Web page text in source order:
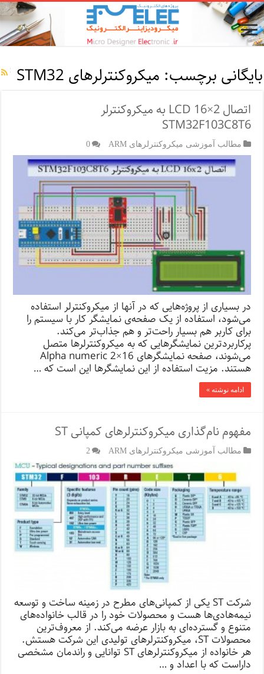
بایگانی برچسب: میکروکنترلرهای STM32
اتصال LCD 16×2 به میکروکنترلر
STM32F103C8T6
مطالب آموزشی میکروکنترلرهای ARM 0
در بسیاری از پروژه‌هایی که در آنها از میکروکنترلر استفاده
می‌شود، استفاده از یک صفحه‌ی نمایشگر کار با سیستم را
برای کاربر هم بسیار راحت‌تر و هم جذاب‌تر می‌کند.
پرکاربردترین نمایشگرهایی که به میکروکنترلرها متصل
می‌شوند، صفحه نمایشگرهای 16×2 Alpha numeric
هستند. مزیت استفاده از این نمایشگرها این است که …
ادامه نوشته »
مفهوم نام‌گذاری میکروکنترلرهای کمپانی ST
مطالب آموزشی میکروکنترلرهای ARM 2
شرکت ST یکی از کمپانی‌های مطرح در زمینه ساخت و توسعه
نیمه‌هادی‌ها هست و محصولات خود را در قالب خانواده‌های
متنوع و گسترده‌ای به بازار عرضه می‌کند. از معروف‌ترین
محصولات ST، میکروکنترلرهای تولیدی این شرکت هستش.
هر خانواده از میکروکنترلرهای ST توانایی و راندمان مشخصی
داراست که با اعداد و …